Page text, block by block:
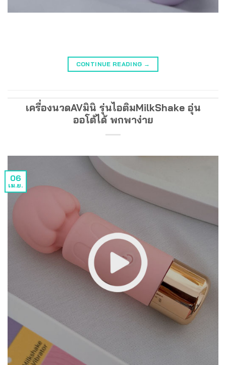
CONTINUE READING →
เครื่องนวดAVมินิ รุ่นไอติมMilkShake อุ่น
ออโต้ได้ พกพาง่าย
06
เม.ย.